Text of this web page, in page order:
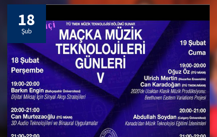
18
Şub